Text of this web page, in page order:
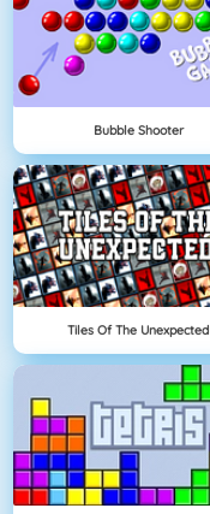
Bubble Shooter
Tiles Of The Unexpected